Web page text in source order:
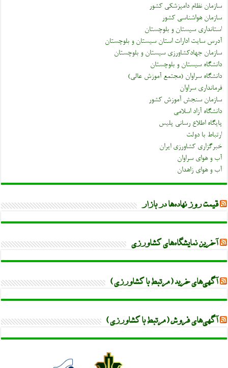
سازمان نظام دامپزشکی کشور
سازمان هواشناسی کشور
استانداری سیستان و بلوچستان
آدرس سایت ادارات استان سیستان و بلوچستان
سازمان جهادکشاورزی سیستان و بلوچستان
دانشگاه سیستان و بلوچستان
دانشگاه سراوان (مجتمع آموزش عالی)
فرمانداری سراوان
سازمان سنجش آموزش کشور
دانشگاه آزاد اسلامی
پایگاه اطلاع رسانی پلیس
ارتباط با دولت
خبرگزاری کشاورزی ایران
آب و هوای سراوان
آب و هوای زاهدان
قیمت روز نهاده‌ها در بازار
آخرین نمایشگاه‌های کشاورزی
آگهی‌های خرید (مرتبط با کشاورزی)
آگهی‌های فروش (مرتبط با کشاورزی)